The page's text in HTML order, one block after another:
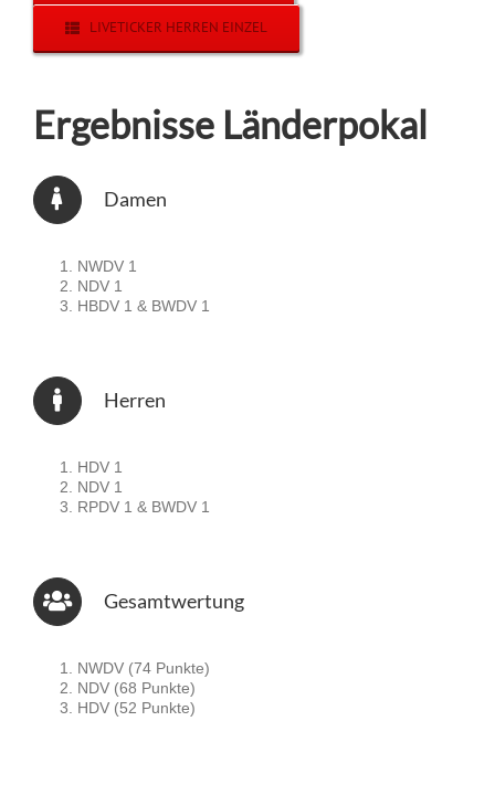
LIVETICKER HERREN EINZEL
Ergebnisse Länderpokal
Damen
NWDV 1
NDV 1
HBDV 1 & BWDV 1
Herren
HDV 1
NDV 1
RPDV 1 & BWDV 1
Gesamtwertung
NWDV (74 Punkte)
NDV (68 Punkte)
HDV (52 Punkte)